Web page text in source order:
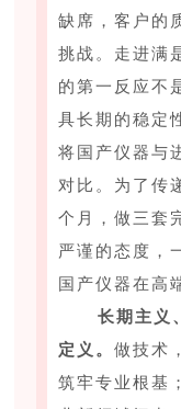
缺席，客户的
挑战。走进满
的第一反应
具长期的稳定
将国产仪器与
对比。为了传
个月，做三套
严谨的态度，
国产仪器在高
长期主义
定义。做技术
筑牢专业根基